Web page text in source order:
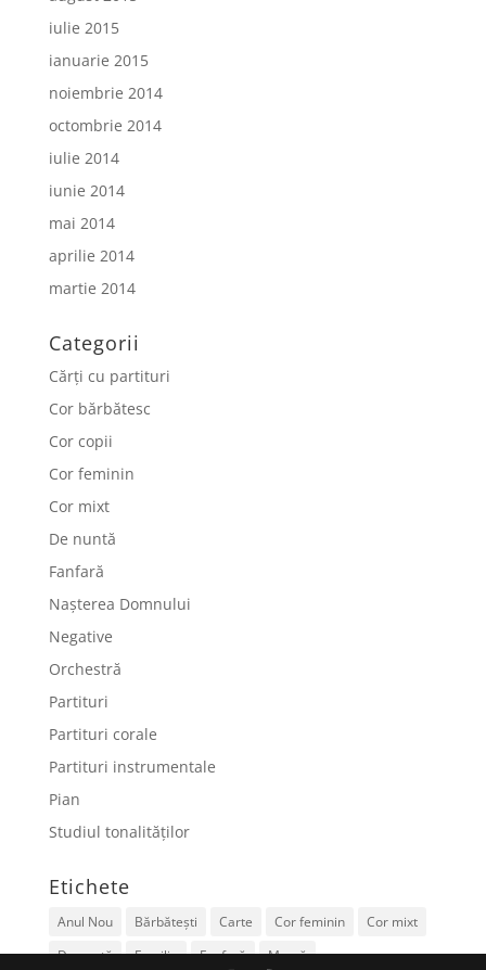
iulie 2015
ianuarie 2015
noiembrie 2014
octombrie 2014
iulie 2014
iunie 2014
mai 2014
aprilie 2014
martie 2014
Categorii
Cărți cu partituri
Cor bărbătesc
Cor copii
Cor feminin
Cor mixt
De nuntă
Fanfară
Nașterea Domnului
Negative
Orchestră
Partituri
Partituri corale
Partituri instrumentale
Pian
Studiul tonalităților
Etichete
Anul Nou Bărbătești Carte Cor feminin
Cor mixt
De nuntă
Familie Fanfară Mamă